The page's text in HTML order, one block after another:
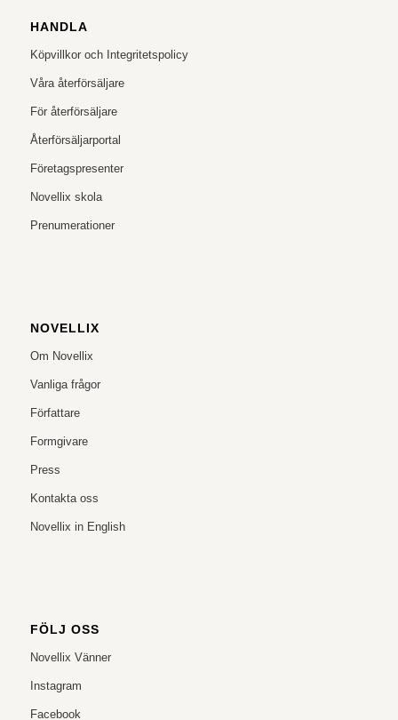
HANDLA
Köpvillkor och Integritetspolicy
Våra återförsäljare
För återförsäljare
Återförsäljarportal
Företagspresenter
Novellix skola
Prenumerationer
NOVELLIX
Om Novellix
Vanliga frågor
Författare
Formgivare
Press
Kontakta oss
Novellix in English
FÖLJ OSS
Novellix Vänner
Instagram
Facebook